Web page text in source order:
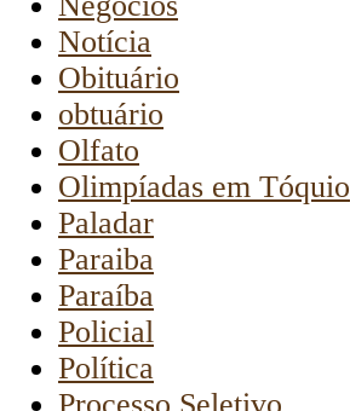
Notícia
Obituário
obtuário
Olfato
Olimpíadas em Tóquio
Paladar
Paraiba
Paraíba
Policial
Política